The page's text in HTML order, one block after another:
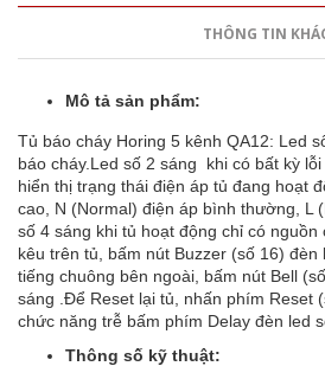
THÔNG TIN
Mô tả sản phẩm:
Tủ báo cháy Horing 5 kênh QA12: Led
báo cháy.Led số 2 sáng khi có bất kỳ
hiển thị trạng thái điện áp tủ đang hoạt
cao, N (Normal) điện áp bình thường, L
số 4 sáng khi tủ hoạt động chỉ có
kêu trên tủ, bấm nút Buzzer (số 16)
tiếng chuông bên ngoài, bấm nút Bell
sáng .Để Reset lại tủ, nhấn phím Reset
chức năng trễ bấm phím Delay đèn led
Thông số kỹ thuật: